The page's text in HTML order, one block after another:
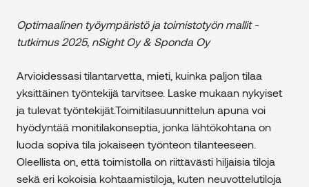
Optimaalinen työympäristö ja toimistotyön mallit -
tutkimus 2025, nSight Oy & Sponda Oy
Arvioidessasi tilantarvetta, mieti, kuinka paljon tilaa
yksittäinen työntekijä tarvitsee. Laske mukaan nykyiset
ja tulevat työntekijät.Toimitilasuunnittelun apuna voi
hyödyntää monitilakonseptia, jonka lähtökohtana on
luoda sopiva tila jokaiseen työnteon tilanteeseen.
Oleellista on, että toimistolla on riittävästi hiljaisia tiloja
sekä eri kokoisia kohtaamistiloja, kuten neuvottelutiloja